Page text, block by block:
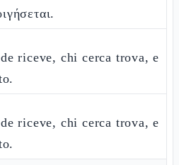
riceve, chi cerca trova, e
riceve, chi cerca trova, e